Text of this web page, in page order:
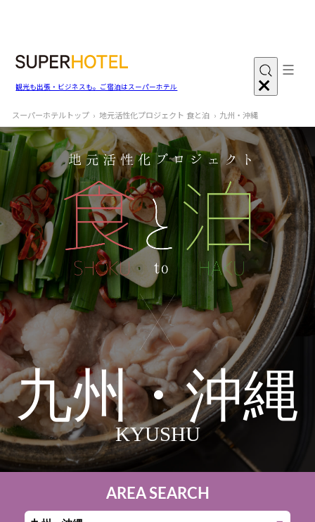
観光も出張・ビジネスも。ご宿泊はスーパーホテル
スーパーホテルトップ 地元活性化プロジェクト 食と泊 九州・沖縄
九州・沖縄
KYUSHU
AREA SEARCH